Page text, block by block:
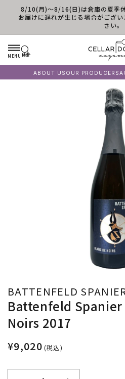
コンテンツに進む
8/10(月)～8/16(日)は倉庫の夏季
お届けに遅れが生じる場合がござ
さい。
MENU 検索
ABOUT US OUR PRODUCERS
BATTENFELD
Battenfeld
Noirs 2017
¥9,020 (税込)